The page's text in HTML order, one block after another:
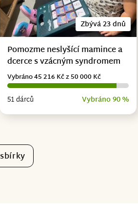
Zbývá 23 dnů
Pomozme neslyšící mamince a
dcerce s vzácným syndromem
51 dárců Vybráno 90 %
Vybráno 45 216 Kč z 50 000 Kč